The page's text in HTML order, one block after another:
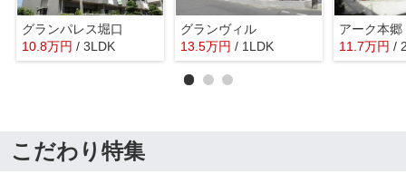
グランパレス堀口
10.8万円 / 3LDK
グランヴィル
13.5万円 / 1LDK
アーク本
11.7万円 /
こだわり特集